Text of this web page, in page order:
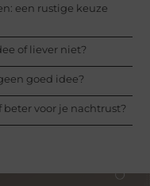
een rustige keuze
of liever niet?
goed idee?
beter voor je nachtrust?